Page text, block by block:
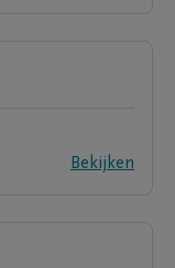
Bekijken